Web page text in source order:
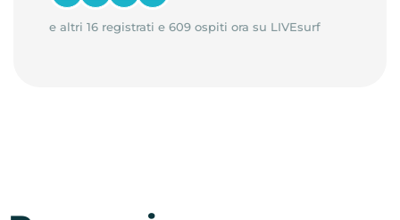
e altri 16 registrati e 609 ospiti ora su LIVEsurf